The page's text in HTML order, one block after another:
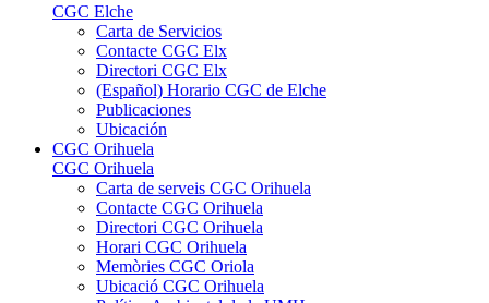
CGC Elche
Carta de Servicios
Contacte CGC Elx
Directori CGC Elx
(Español) Horario CGC de Elche
Publicaciones
Ubicación
CGC Orihuela
CGC Orihuela
Carta de serveis CGC Orihuela
Contacte CGC Orihuela
Directori CGC Orihuela
Horari CGC Orihuela
Memòries CGC Oriola
Ubicació CGC Orihuela